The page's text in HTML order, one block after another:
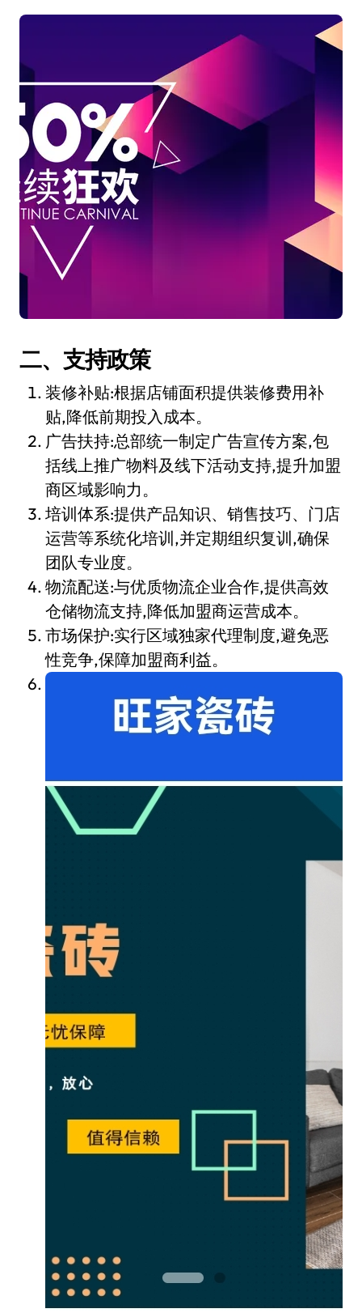
二、支持政策
装修补贴:根据店铺面积提供装修费用补
贴,降低前期投入成本。
广告扶持:总部统一制定广告宣传方案,包
括线上推广物料及线下活动支持,提升加盟
商区域影响力。
培训体系:提供产品知识、销售技巧、门店
运营等系统化培训,并定期组织复训,确保
团队专业度。
物流配送:与优质物流企业合作,提供高效
仓储物流支持,降低加盟商运营成本。
市场保护:实行区域独家代理制度,避免恶
性竞争,保障加盟商利益。